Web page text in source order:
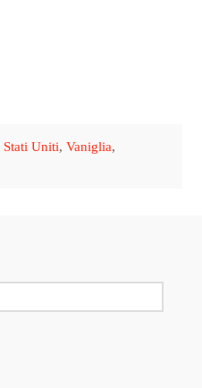
Stati Uniti, Vaniglia,